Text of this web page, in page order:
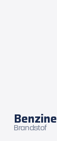
Benzine
Brandstof